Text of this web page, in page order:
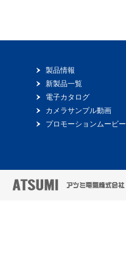
製品情報
新製品一覧
電子カタログ
カメラサンプル動画
プロモーションムービー